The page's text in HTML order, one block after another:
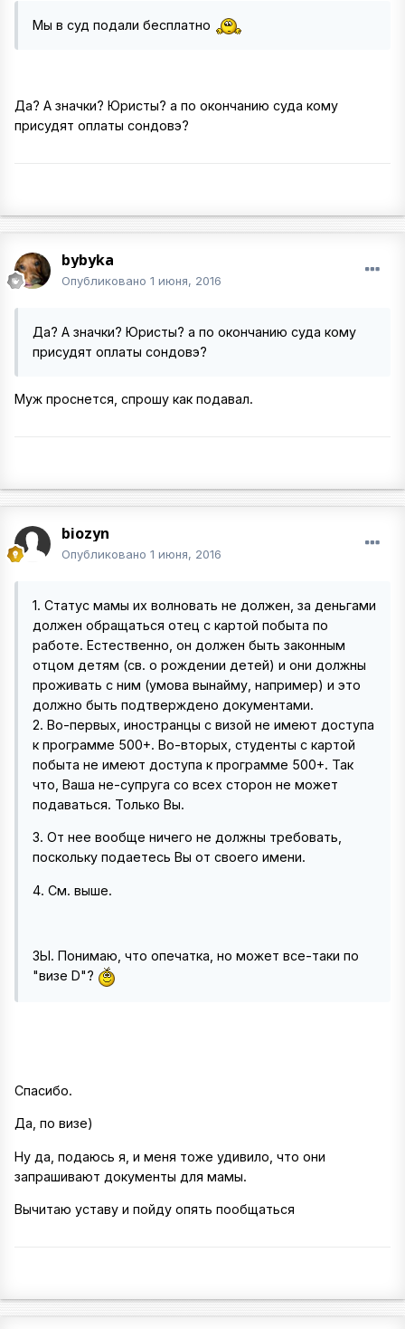
Мы в суд подали бесплатно
Да? А значки? Юристы? а по окончанию суда кому
присудят оплаты сондовэ?
bybyka
Опубликовано 1 июня, 2016
Да? А значки? Юристы? а по окончанию суда кому
присудят оплаты сондовэ?
Муж проснется, спрошу как подавал.
biozyn
Опубликовано 1 июня, 2016
1. Статус мамы их волновать не должен, за деньгами
должен обращаться отец с картой побыта по
работе. Естественно, он должен быть законным
отцом детям (св. о рождении детей) и они должны
проживать с ним (умова вынайму, например) и это
должно быть подтверждено документами.
2. Во-первых, иностранцы с визой не имеют доступа
к программе 500+. Во-вторых, студенты с картой
побыта не имеют доступа к программе 500+. Так
что, Ваша не-супруга со всех сторон не может
подаваться. Только Вы.
3. От нее вообще ничего не должны требовать,
поскольку подаетесь Вы от своего имени.
4. См. выше.
ЗЫ. Понимаю, что опечатка, но может все-таки по
"визе D"?
Спасибо.
Да, по визе)
Ну да, подаюсь я, и меня тоже удивило, что они
запрашивают документы для мамы.
Вычитаю уставу и пойду опять пообщаться